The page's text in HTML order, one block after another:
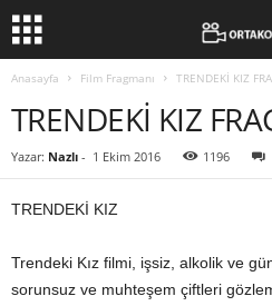
Anasayfa Film Fragmanı TRENDEKİ KIZ
TRENDEKİ KIZ
Yazar: Nazlı - 1 Ekim 2016 1196
TRENDEKİ KIZ
Trendeki Kız filmi, işsiz, alkolik ve
sorunsuz ve muhteşem çiftleri